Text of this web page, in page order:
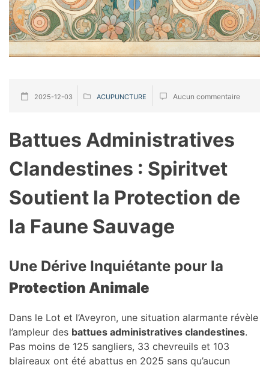
2025-12-03 ACUPUNCTURE Aucun commentaire
Battues Administratives
Clandestines : Spiritvet
Soutient la Protection de
la Faune Sauvage
Une Dérive Inquiétante pour la
Protection Animale
Dans le Lot et l’Aveyron, une situation alarmante révèle
l’ampleur des battues administratives clandestines.
Pas moins de 125 sangliers, 33 chevreuils et 103
blaireaux ont été abattus en 2025 sans qu’aucun